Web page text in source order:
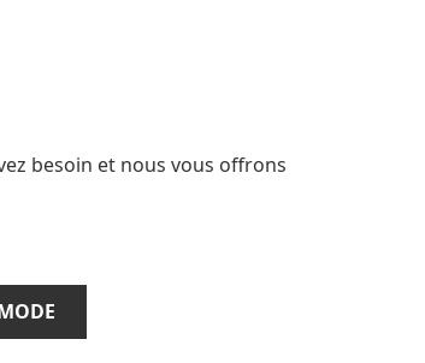
besoin et nous vous offrons